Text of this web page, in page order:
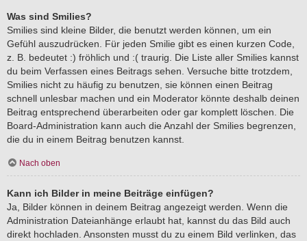
Was sind Smilies?
Smilies sind kleine Bilder, die benutzt werden können, um ein
Gefühl auszudrücken. Für jeden Smilie gibt es einen kurzen Code,
z. B. bedeutet :) fröhlich und :( traurig. Die Liste aller Smilies kannst
du beim Verfassen eines Beitrags sehen. Versuche bitte trotzdem,
Smilies nicht zu häufig zu benutzen, sie können einen Beitrag
schnell unlesbar machen und ein Moderator könnte deshalb deinen
Beitrag entsprechend überarbeiten oder gar komplett löschen. Die
Board-Administration kann auch die Anzahl der Smilies begrenzen,
die du in einem Beitrag benutzen kannst.
Nach oben
Kann ich Bilder in meine Beiträge einfügen?
Ja, Bilder können in deinem Beitrag angezeigt werden. Wenn die
Administration Dateianhänge erlaubt hat, kannst du das Bild auch
direkt hochladen. Ansonsten musst du zu einem Bild verlinken, das